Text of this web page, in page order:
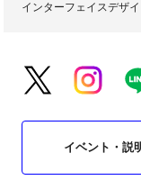
インターフェイスデザ
イベント・説